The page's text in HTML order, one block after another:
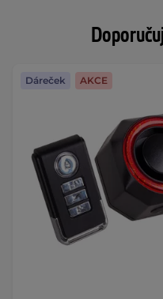
Dáreček AKCE